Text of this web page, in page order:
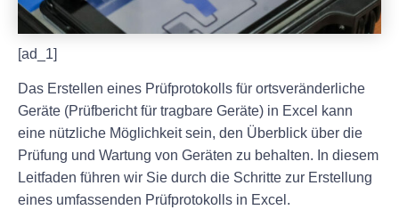
[ad_1]
Das Erstellen eines Prüfprotokolls für ortsveränderliche
Geräte (Prüfbericht für tragbare Geräte) in Excel kann
eine nützliche Möglichkeit sein, den Überblick über die
Prüfung und Wartung von Geräten zu behalten. In diesem
Leitfaden führen wir Sie durch die Schritte zur Erstellung
eines umfassenden Prüfprotokolls in Excel.